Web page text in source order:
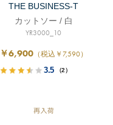
THE BUSINESS-T
カットソー / 白
YR3000_10
￥6,900 （税込￥7,590）
3.5 （2）